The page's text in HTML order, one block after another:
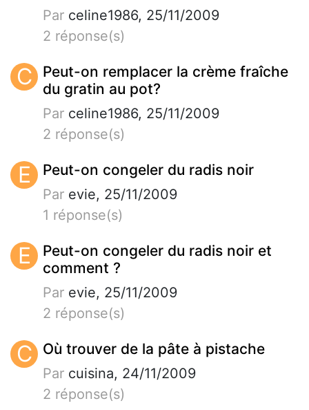
Par celine1986, 25/11/2009
2 réponse(s)
C
Peut-on remplacer la crème fraîche
du gratin au pot?
Par celine1986, 25/11/2009
2 réponse(s)
E Peut-on congeler du radis noir
Par evie, 25/11/2009
1 réponse(s)
E
Peut-on congeler du radis noir et
comment ?
Par evie, 25/11/2009
2 réponse(s)
C Où trouver de la pâte à pistache
Par cuisina, 24/11/2009
2 réponse(s)